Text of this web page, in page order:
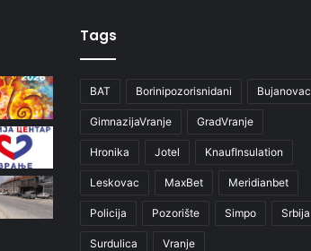
Tags
BAT Borinipozorisnidani Bujanovac
GimnazijaVranje GradVranje
Hronika Jotel KnaufInsulation
Leskovac MaxBet Meridianbet
Policija Pozorište Simpo Srbija
Surdulica Vranje